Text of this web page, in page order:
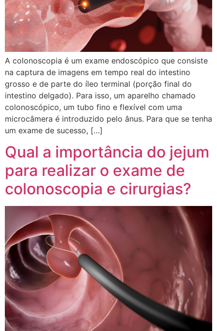
A colonoscopia é um exame endoscópico que consiste
na captura de imagens em tempo real do intestino
grosso e de parte do íleo terminal (porção final do
intestino delgado). Para isso, um aparelho chamado
colonoscópico, um tubo fino e flexível com uma
microcâmera é introduzido pelo ânus. Para que se tenha
um exame de sucesso, […]
Qual a importância do jejum
para realizar o exame de
colonoscopia e cirurgias?